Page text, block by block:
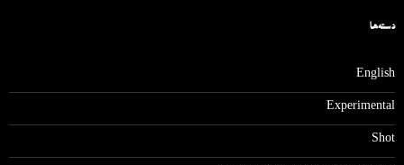
دسته‌ها
English
Experimental
Shot